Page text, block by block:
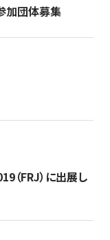
加団体募集
（FRJ）に出展し